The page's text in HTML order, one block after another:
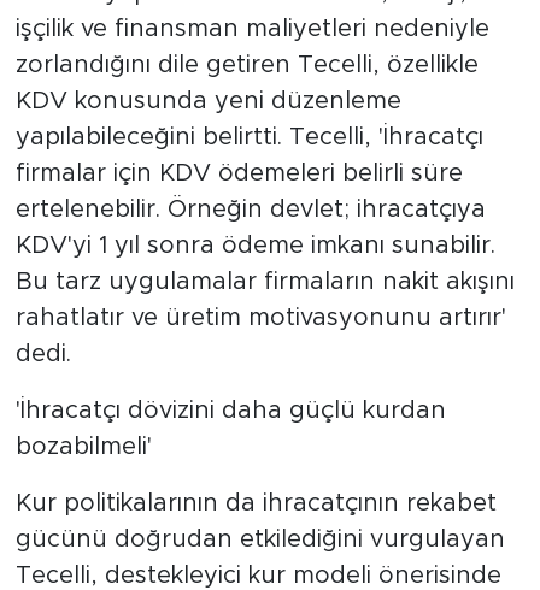
işçilik ve finansman maliyetleri nedeniyle
zorlandığını dile getiren Tecelli, özellikle
KDV konusunda yeni düzenleme
yapılabileceğini belirtti. Tecelli, 'İhracatçı
firmalar için KDV ödemeleri belirli süre
ertelenebilir. Örneğin devlet; ihracatçıya
KDV'yi 1 yıl sonra ödeme imkanı sunabilir.
Bu tarz uygulamalar firmaların nakit akışını
rahatlatır ve üretim motivasyonunu artırır'
dedi.
'İhracatçı dövizini daha güçlü kurdan
bozabilmeli'
Kur politikalarının da ihracatçının rekabet
gücünü doğrudan etkilediğini vurgulayan
Tecelli, destekleyici kur modeli önerisinde